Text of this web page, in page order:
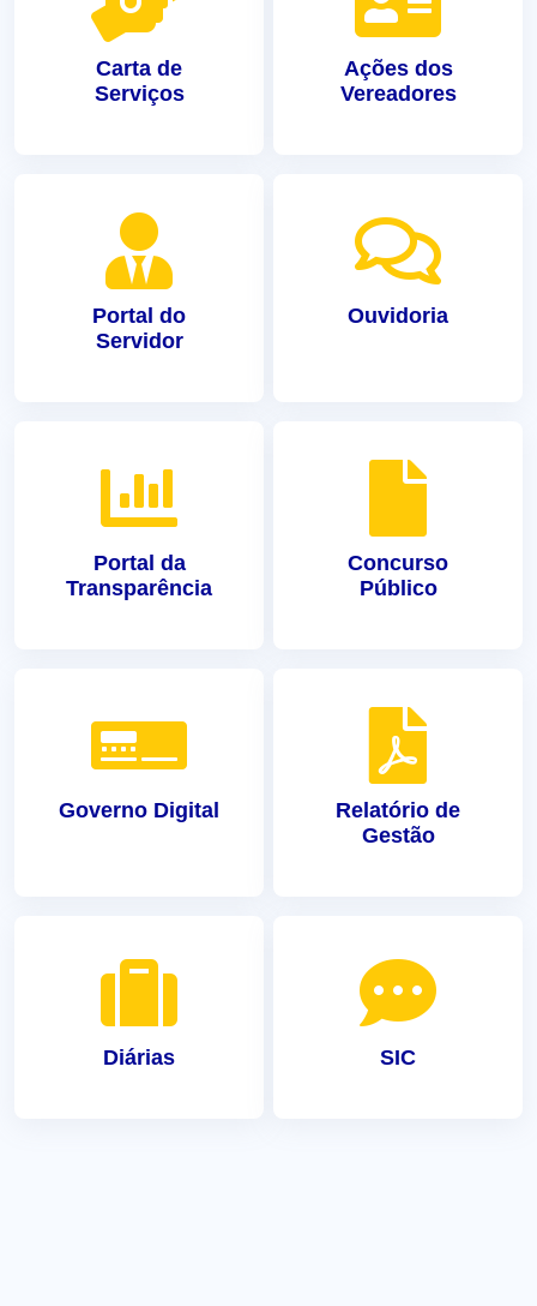
Carta de
Serviços
Ações dos
Vereadores
Portal do
Servidor
Ouvidoria
Portal da
Transparência
Concurso
Público
Governo Digital
Relatório de
Gestão
Diárias SIC